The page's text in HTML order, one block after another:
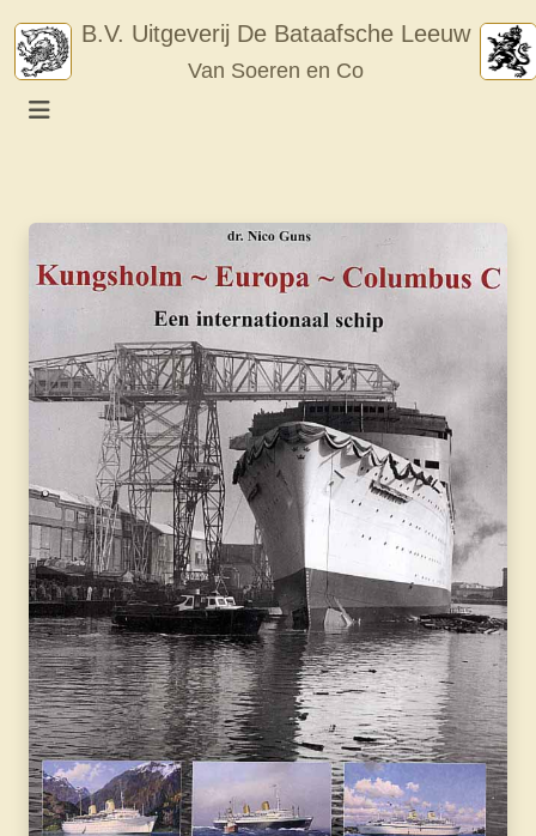
content
B.V. Uitgeverij De Bataafsche Leeuw
Van Soeren en Co